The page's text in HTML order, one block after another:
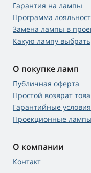
Гарантия на лампы
Программа
Замена лампы в
Какую лампу выбрать
О покупке ламп
Публичная оферта
Простой возврат
Гарантийные условия
Проекционные
О компании
Контакт